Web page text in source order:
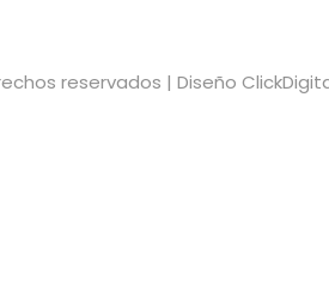
reservados | Diseño